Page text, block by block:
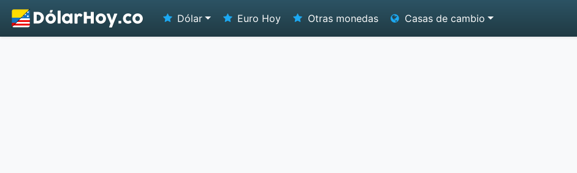
Dólar Euro Hoy Otras monedas Casas de cambio